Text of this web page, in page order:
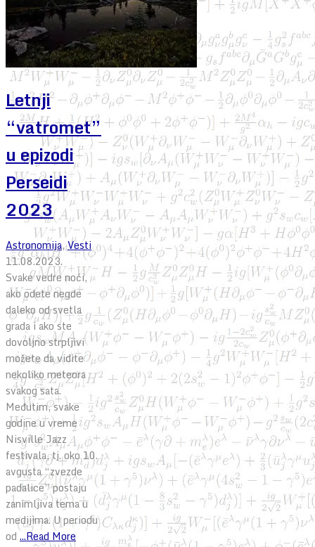
Letnji
“vatromet”
u epizodi
Perseidi
2023
Astronomija,Vesti
11.08.2023.
Svake vedre noći,
ako odete negde
daleko od svetla
grada i ako ste
dovoljno strpljivi
možete da vidite
nekoliko meteora
svakog sata.
Međutim, svake
godine u vreme
Nisville Jazz
festivala, tj. oko 10.
avgusta “zvezde
padalice” postaju
zanimljiva tema u
medijima. U periodu
od ...Read More